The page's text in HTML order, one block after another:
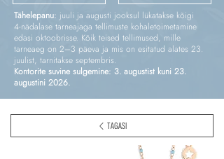
Tähelepanu: juuli ja augusti jooksul lükatakse kõigi
4‑nädalase tarneajaga tellimuste kohaletoimetamine
edasi oktoobrisse. Kõik teised tellimused, mille
tarneaeg on 2–3 päeva ja mis on esitatud alates 23.
juulist, tarnitakse septembris.
Kontorite suvine sulgemine: 3. augustist kuni 23.
augustini 2026.
TAGASI